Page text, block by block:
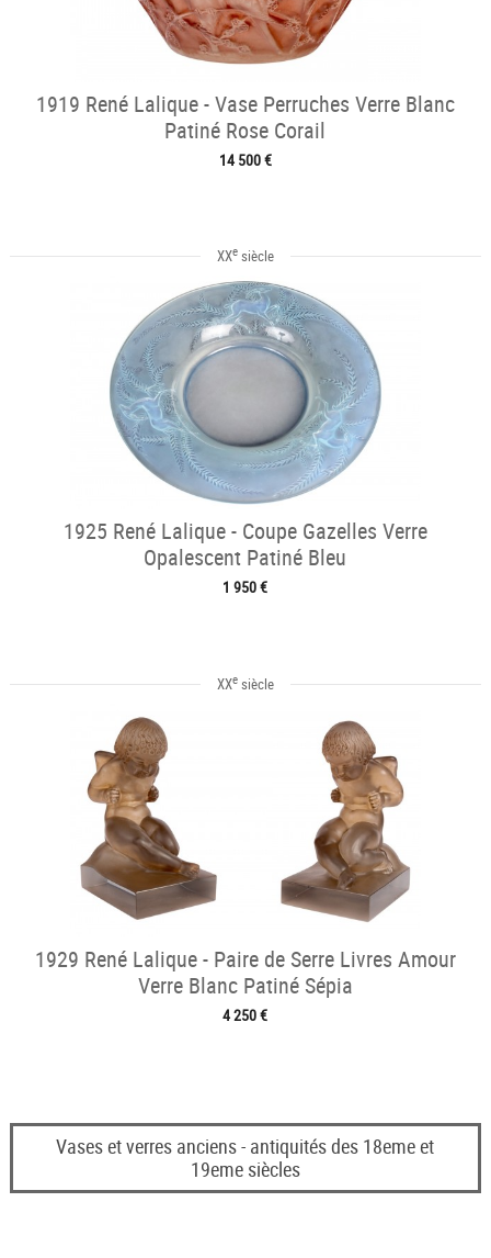
1919 René Lalique - Vase Perruches Verre Blanc
Patiné Rose Corail
14 500 €
XXesiècle
1925 René Lalique - Coupe Gazelles Verre
Opalescent Patiné Bleu
1 950 €
XXesiècle
1929 René Lalique - Paire de Serre Livres Amour
Verre Blanc Patiné Sépia
4 250 €
Vases et verres anciens - antiquités des 18eme et
19eme siècles